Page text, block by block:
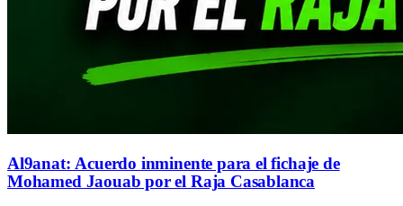
Al9anat: Acuerdo inminente para el fichaje de
Mohamed Jaouab por el Raja Casablanca